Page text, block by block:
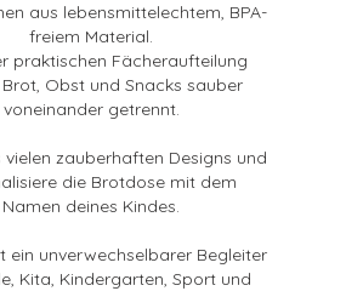
aus lebensmittelechtem, BPA-
freiem Material.
praktischen Fächeraufteilung
Obst und Snacks sauber
voneinander getrennt.
vielen zauberhaften Designs und
die Brotdose mit dem
Namen deines Kindes.
ein unverwechselbarer Begleiter
Kita, Kindergarten, Sport und